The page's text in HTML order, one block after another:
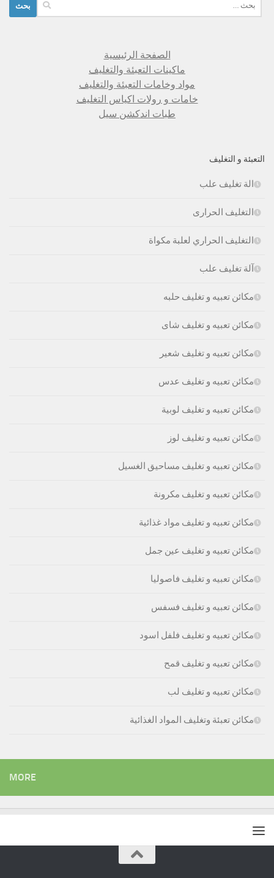
عن:
الصفحة الرئيسية
ماكينات التعبئة والتغليف
مواد وخامات التعبئة والتغليف
خامات و رولات اكياس التغليف
طبات اندكشن سيل
التعبئة و التغليف
الة تغليف علب
التغليف الحرارى
التغليف الحراري لعلبة مكواة
آلة تغليف علب
مكائن تعبيه و تغليف حلبه
مكائن تعبيه و تغليف شاى
مكائن تعبيه و تغليف شعير
مكائن تعبيه و تغليف عدس
مكائن تعبيه و تغليف لوبية
مكائن تعبيه و تغليف لوز
مكائن تعبيه و تغليف مساحيق الغسيل
مكائن تعبيه و تغليف مكرونة
مكائن تعبيه و تغليف مواد غذائية
مكائن تعبيه و تغليف عين جمل
مكائن تعبيه و تغليف فاصوليا
مكائن تعبيه و تغليف فسفس
مكائن تعبيه و تغليف فلفل اسود
مكائن تعبيه و تغليف قمح
مكائن تعبيه و تغليف لب
مكائن تعبئة وتغليف المواد الغذائية
MORE